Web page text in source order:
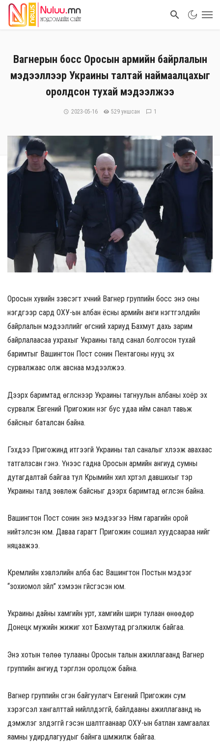
Вагнерын босс Оросын армийн байрлалын
мэдээллээр Украины талтай наймаалцахыг
оролдсон тухай мэдээлжээ
2023-05-16 529 уншсан 1
Оросын хувийн зэвсэгт хүчний Вагнер группийн босс энэ оны
нэгдүгээр сард ОХУ-ын албан ёсны армийн анги нэгтгэлүүдийн
байрлалын мэдээллийг өгсний хариуд Бахмут дахь зарим
байрлалаасаа ухрахыг Украины талд санал болгосон тухай
баримтыг Вашингтон Пост сонин Пентагоны нууц эх
сурвалжаас олж авснаа мэдээлжээ.
Дээрх баримтад өгүүлснээр Украины тагнуулын албаны хоёр эх
сурвалж Евгений Пригожин нэг бус удаа ийм санал тавьж
байсныг баталсан байна.
Гэхдээ Пригожинд итгээгүй Украины тал саналыг хүлээж авахаас
татгалзсан гэнэ. Үүнээс гадна Оросын армийн ангиуд сумны
дутагдалтай байгаа тул Крымийн хил хүртэл давшихыг тэр
Украины талд зөвлөж байсныг дээрх баримтад өгүүлсэн байна.
Вашингтон Пост сонин энэ мэдээгээ Ням гарагийн орой
нийтэлсэн юм. Даваа гарагт Пригожин сошиал хуудсаараа үүнийг
няцаажээ.
Кремлийн хэвлэлийн алба бас Вашингтон Постын мэдээг
“зохиомол зүйл” хэмээн үгүйсгэсэн юм.
Украины дайны хамгийн урт, хамгийн ширүүн тулаан өнөөдөр
Донецк мужийн жижиг хот Бахмутад үргэлжилж байгаа.
Энэ хотын төлөө тулааны Оросын талын ажиллагаанд Вагнер
группийн ангиуд тэргүүлэн оролцож байна.
Вагнер группийн үүсгэн байгуулагч Евгений Пригожин сум
хэрэгсэл хангалттай нийлүүлдэггүй, байлдааны ажиллагаанд нь
дэмжлэг үзүүлдэггүй гэсэн шалтгаанаар ОХУ-ын батлан хамгаалах
яамны удирдлагуудыг байнга шүүмжилж байгаа.